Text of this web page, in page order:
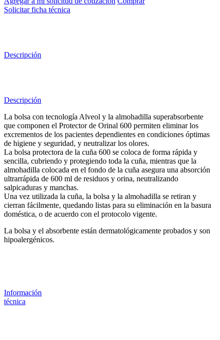
Solicitar ficha técnica
Descripción
Descripción
La bolsa con tecnología Alveol y la almohadilla superabsorbente
que componen el Protector de Orinal 600 permiten eliminar los
excrementos de los pacientes dependientes en condiciones óptimas
de higiene y seguridad, y neutralizar los olores.
La bolsa protectora de la cuña 600 se coloca de forma rápida y
sencilla, cubriendo y protegiendo toda la cuña, mientras que la
almohadilla colocada en el fondo de la cuña asegura una absorción
ultrarrápida de 600 ml de residuos y orina, neutralizando
salpicaduras y manchas.
Una vez utilizada la cuña, la bolsa y la almohadilla se retiran y
cierran fácilmente, quedando listas para su eliminación en la basura
doméstica, o de acuerdo con el protocolo vigente.
La bolsa y el absorbente están dermatológicamente probados y son
hipoalergénicos.
Información
técnica